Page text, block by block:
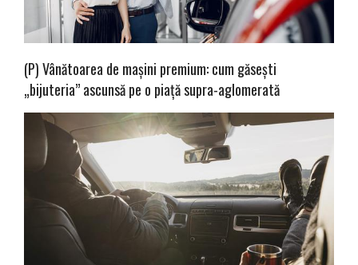
(P) Vânătoarea de mașini premium: cum găsești
„bijuteria” ascunsă pe o piață supra-aglomerată